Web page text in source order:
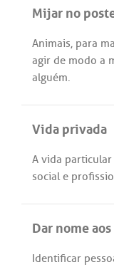
Mijar no
Animais, para
agir de modo a
alguém.
Vida privada
A vida particular
sociale
Dar nome
Identificar